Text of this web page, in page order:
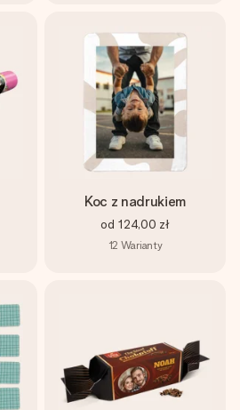
Koc z nadrukiem
od 124,00 zł
12 Warianty